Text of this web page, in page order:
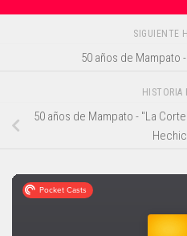
SIGUIENTE
50 años de Mampato
HISTORIA
50 años de Mampato - "La